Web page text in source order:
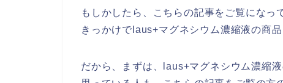
もしかしたら、こちらの記事をご覧にな
きっかけでlaus+マグネシウム濃縮液の商
だから、まずは、laus+マグネシウム濃縮